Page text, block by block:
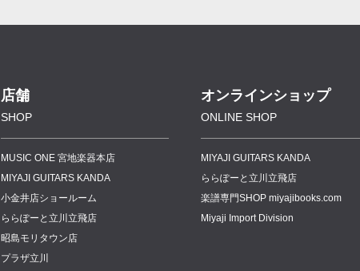
店舗
SHOP
MUSIC ONE 宮地楽器本店
MIYAJI GUITARS KANDA
小金井店ショールーム
ららぽーと立川立飛店
昭島モリタウン店
プラザ立川
オンラインショップ
ONLINE SHOP
MIYAJI GUITARS KANDA
ららぽーと立川立飛店
楽譜専門SHOP miyajibooks.com
Miyaji Import Division